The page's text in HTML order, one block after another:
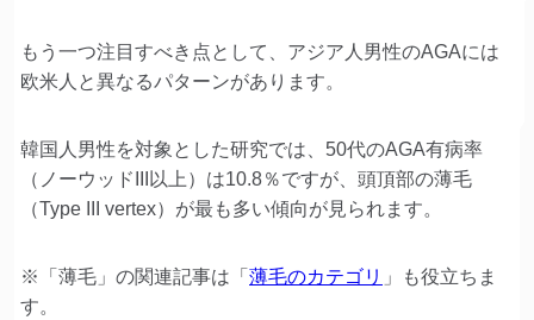
もう一つ注目すべき点として、アジア人男性のAGAには
欧米人と異なるパターンがあります。
韓国人男性を対象とした研究では、50代のAGA有病率
（ノーウッドIII以上）は10.8％ですが、頭頂部の薄毛
（Type III vertex）が最も多い傾向が見られます。
※「薄毛」の関連記事は「 薄毛のカテゴリ 」も役立ちま
す。